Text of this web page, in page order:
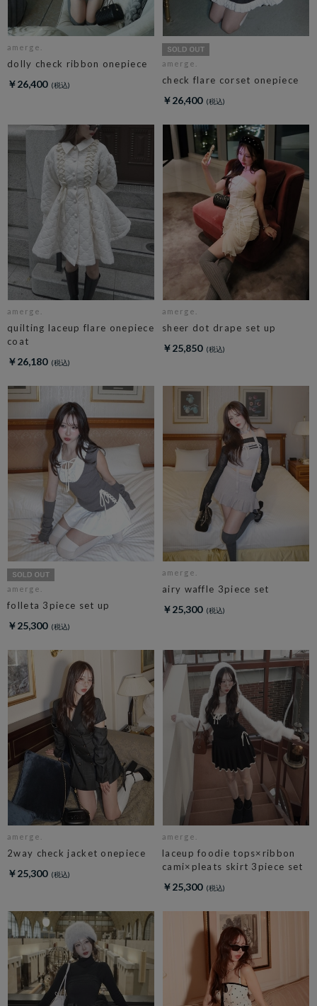
amerge.
dolly check ribbon onepiece
￥26,400
amerge.
check flare corset onepiece
￥26,400
amerge.
quilting laceup flare onepiece
coat
￥26,180
amerge.
sheer dot drape set up
￥25,850
amerge.
folleta 3piece set up
￥25,300
amerge.
airy waffle 3piece set
￥25,300
amerge.
2way check jacket onepiece
￥25,300
amerge.
laceup foodie tops×ribbon
cami×pleats skirt 3piece set
￥25,300